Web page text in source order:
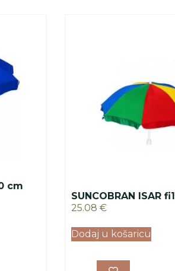
cm
SUNCOBRAN ISAR
25.08 €
Dodaj u košaricu